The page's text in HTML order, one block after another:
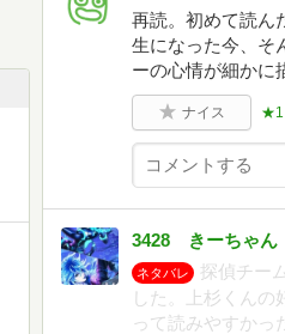
再読。初めて読ん
生になった今、そ
ーの心情が細かに
ナイス ★1
3428 きーちゃん
ネタバレ
探偵チー
した。上杉くんの
って読みやすかっ